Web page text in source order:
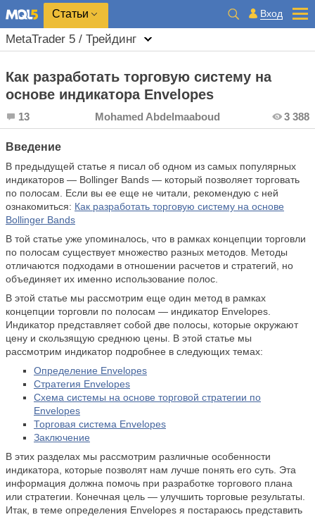
Статьи Вход
MetaTrader 5 / Трейдинг
Как разработать торговую систему на
основе индикатора Envelopes
13 Mohamed Abdelmaaboud 3 388
Введение
В предыдущей статье я писал об одном из самых популярных
индикаторов — Bollinger Bands — который позволяет торговать
по полосам. Если вы ее еще не читали, рекомендую с ней
ознакомиться: Как разработать торговую систему на основе
Bollinger Bands
В той статье уже упоминалось, что в рамках концепции торговли
по полосам существует множество разных методов. Методы
отличаются подходами в отношении расчетов и стратегий, но
объединяет их именно использование полос.
В этой статье мы рассмотрим еще один метод в рамках
концепции торговли по полосам — индикатор Envelopes.
Индикатор представляет собой две полосы, которые окружают
цену и скользящую среднюю цены. В этой статье мы
рассмотрим индикатор подробнее в следующих темах:
Определение Envelopes
Стратегия Envelopes
Схема системы на основе торговой стратегии по
Envelopes
Торговая система Envelopes
Заключение
В этих разделах мы рассмотрим различные особенности
индикатора, которые позволят нам лучше понять его суть. Эта
информация должна помочь при разработке торгового плана
или стратегии. Конечная цель — улучшить торговые результаты.
Итак, в теме определения Envelopes я постараюсь представить